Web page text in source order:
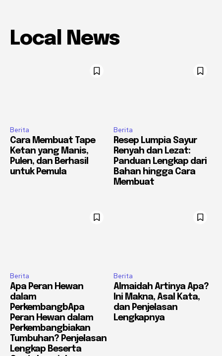
Local News
Berita
Cara Membuat Tape
Ketan yang Manis,
Pulen, dan Berhasil
untuk Pemula
Berita
Resep Lumpia Sayur
Renyah dan Lezat:
Panduan Lengkap dari
Bahan hingga Cara
Membuat
Berita
Apa Peran Hewan
dalam
PerkembangbApa
Peran Hewan dalam
Perkembangbiakan
Tumbuhan? Penjelasan
Lengkap Beserta
Berita
Almaidah Artinya Apa?
Ini Makna, Asal Kata,
dan Penjelasan
Lengkapnya